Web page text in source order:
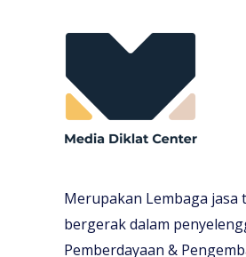
Merupakan Lembaga
bergerak dalam
Pemberdayaan &